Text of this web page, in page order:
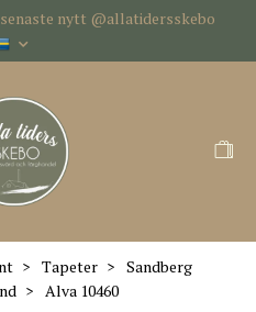
nytt @allatidersskebo
Tapeter
Sandberg
Alva 10460